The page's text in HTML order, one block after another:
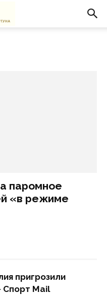
паромное
«в режиме
пригрозили
Спорт Mail